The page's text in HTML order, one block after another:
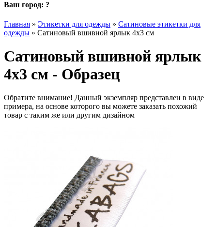
Ваш город: ?
Главная » Этикетки для одежды » Сатиновые этикетки для
одежды » Сатиновый вшивной ярлык 4х3 см
Сатиновый вшивной ярлык
4х3 см - Образец
Обратите внимание! Данный экземпляр представлен в виде
примера, на основе которого вы можете заказать похожий
товар с таким же или другим дизайном